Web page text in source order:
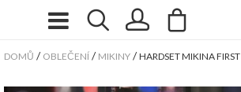
DOMŮ / OBLEČENÍ / MIKINY /HARDSET MIKINA FIRST